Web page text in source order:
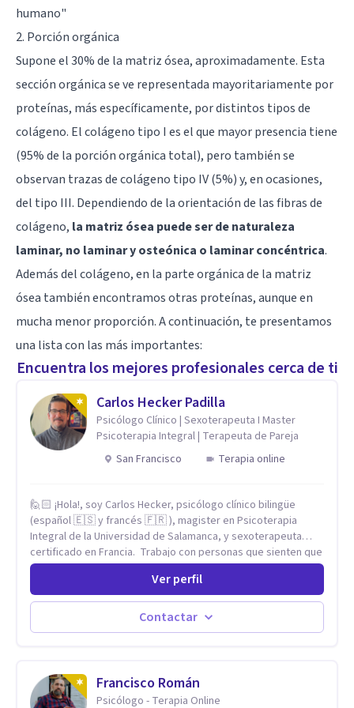
humano"
2. Porción orgánica
Supone el 30% de la matriz ósea, aproximadamente. Esta
sección orgánica se ve representada mayoritariamente por
proteínas, más específicamente, por distintos tipos de
colágeno. El colágeno tipo I es el que mayor presencia tiene
(95% de la porción orgánica total), pero también se
observan trazas de colágeno tipo IV (5%) y, en ocasiones,
del tipo III. Dependiendo de la orientación de las fibras de
colágeno, la matriz ósea puede ser de naturaleza
laminar, no laminar y osteónica o laminar concéntrica.
Además del colágeno, en la parte orgánica de la matriz
ósea también encontramos otras proteínas, aunque en
mucha menor proporción. A continuación, te presentamos
una lista con las más importantes:
Encuentra los mejores profesionales cerca de ti
Carlos Hecker Padilla
Psicólogo Clínico | Sexoterapeuta I Master
Psicoterapia Integral | Terapeuta de Pareja
San Francisco
Terapia online
🙋🏻 ¡Hola!, soy Carlos Hecker, psicólogo clínico bilingüe
(español 🇪🇸 y francés 🇫🇷 ), magister en Psicoterapia
Integral de la Universidad de Salamanca, y sexoterapeuta
certificado en Francia. Trabajo con personas que sienten que
algo en su vida dejó de calzar: ansiedad que se desborda,
tristeza que no se va, duelos que se alargan, relaciones que
repiten el mismo patrón o preguntas en torno a la sexualidad
y la identidad que necesitan un espacio seguro para ser
habladas. Mi orientación teórica integra una mirada
contigo, con las demás personas y con tu entorno. Además
de mi formación en psicoterapia, cuento con especialización
Ver perfil
Contactar
Francisco Román
Psicólogo - Terapia Online